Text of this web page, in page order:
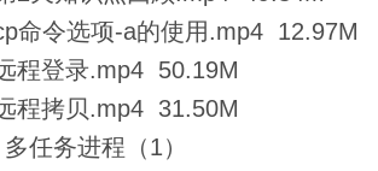
令选项-a的使用.mp4 12.97M
登录.mp4 50.19M
拷贝.mp4 31.50M
任务进程（1）